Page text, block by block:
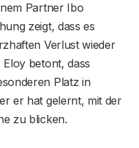
Partner Ibo
zeigt, dass es
Verlust wieder
betont, dass
Platz in
er hat gelernt, mit der
zu blicken.